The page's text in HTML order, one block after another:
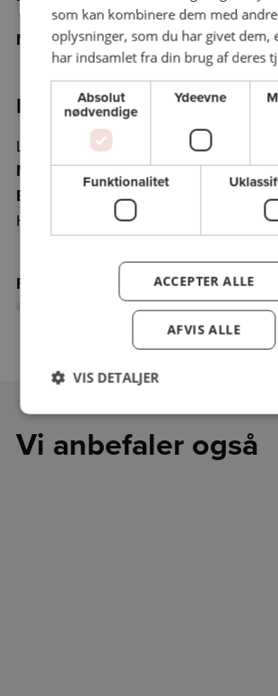
Maksimum 30 deltagere
Program:
Lørdag 25/4/26 kl. 11.00 - kl. 12.30
Mødested: Ved rytterstatuen,
Esbjerg
Helle Solhøj, kunsthistoriker,
Føj holdet til favoritter
Vi anbefaler også
som kan kombinere dem med andre
oplysninger, som du har givet dem,
har indsamlet fra din brug af deres
Absolut
nødvendige
Ydeevne
Funktionalitet
ACCEPTER ALLE
AFVIS ALLE
VIS DETALJER